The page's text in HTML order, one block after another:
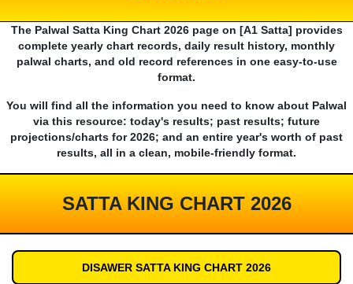
The Palwal Satta King Chart 2026 page on [A1 Satta] provides
complete yearly chart records, daily result history, monthly
palwal charts, and old record references in one easy-to-use
format.
You will find all the information you need to know about Palwal
via this resource: today's results; past results; future
projections/charts for 2026; and an entire year's worth of past
results, all in a clean, mobile-friendly format.
SATTA KING CHART 2026
DISAWER SATTA KING CHART 2026